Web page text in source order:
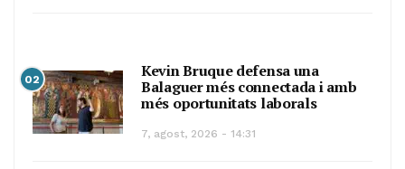
02
Kevin Bruque defensa una
Balaguer més connectada i amb
més oportunitats laborals
7, agost, 2026 - 14:31